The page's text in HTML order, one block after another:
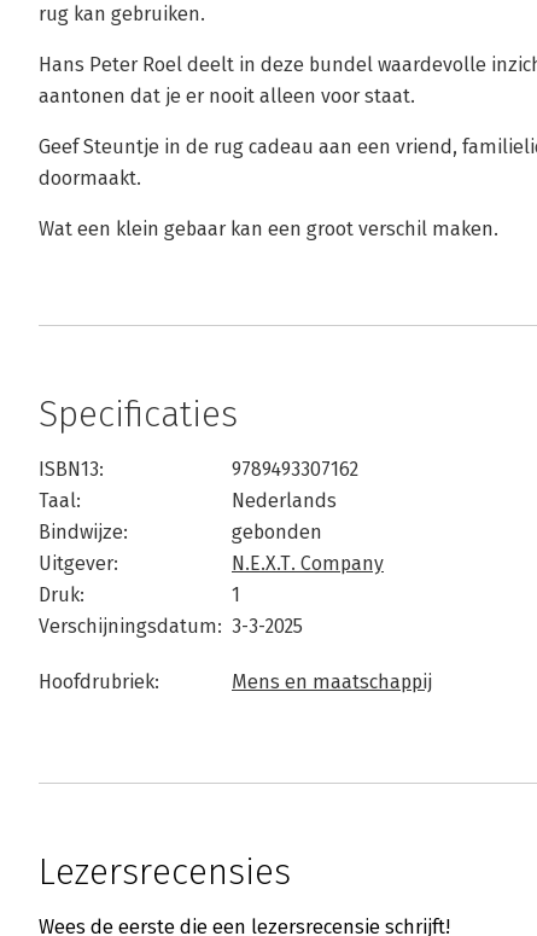
rug kan gebruiken.
Hans Peter Roel deelt in deze bundel waardevolle
aantonen dat je er nooit alleen voor staat.
Geef Steuntje in de rug cadeau aan een vriend,
doormaakt.
Wat een klein gebaar kan een groot verschil maken.
Specificaties
ISBN13:
9789493307162
Taal:
Nederlands
Bindwijze:
gebonden
Uitgever:
N.E.X.T. Company
Druk:
1
Verschijningsdatum: 3-3-2025
Hoofdrubriek: Mens en maatschappij
Lezersrecensies
Wees de eerste die een lezersrecensie schrijft!